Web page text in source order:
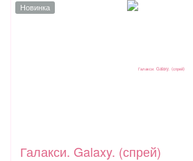
Новинка
Галакси. Galaxy. (спрей)